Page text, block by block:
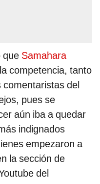
que Samahara
competencia, tanto
comentaristas del
pues se
aún iba a quedar
indignados
empezaron a
la sección de
del